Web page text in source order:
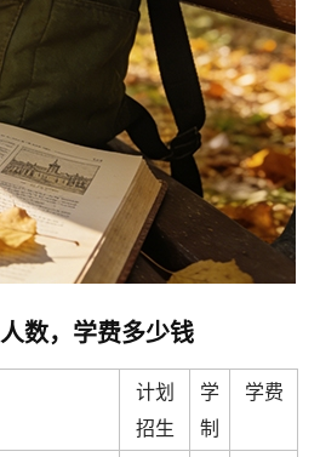
数，学费多少钱
计划
招生
学
制
学费